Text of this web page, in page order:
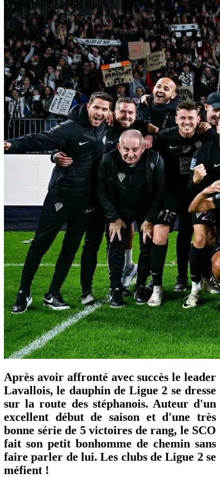
Après avoir affronté avec succès le leader
Lavallois, le dauphin de Ligue 2 se dresse
sur la route des stéphanois. Auteur d'un
excellent début de saison et d'une très
bonne série de 5 victoires de rang, le SCO
fait son petit bonhomme de chemin sans
faire parler de lui. Les clubs de Ligue 2 se
méfient !